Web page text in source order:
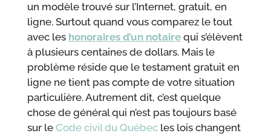
un modèle trouvé sur l’Internet, gratuit, en
ligne. Surtout quand vous comparez le tout
avec les honoraires d’un notairequi s’élèvent
à plusieurs centaines de dollars. Mais le
problème réside que le testament gratuit en
ligne ne tient pas compte de votre situation
particulière. Autrement dit, c’est quelque
chose de général qui n’est pas toujours basé
sur le Code civil du Québecles lois changent